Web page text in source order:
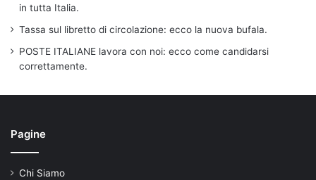
in tutta Italia.
Tassa sul libretto di circolazione: ecco la nuova bufala.
POSTE ITALIANE lavora con noi: ecco come candidarsi
correttamente.
Pagine
Chi Siamo